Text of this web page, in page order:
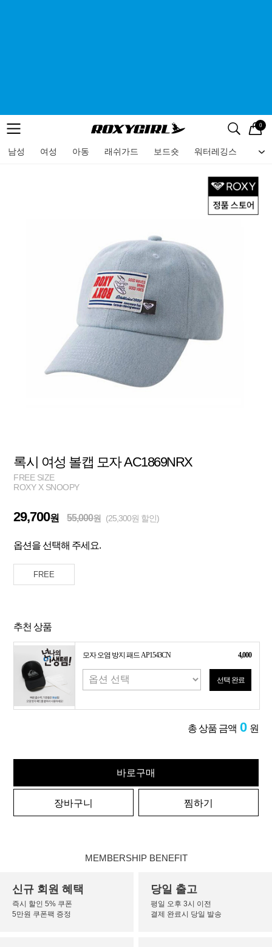
메뉴 검색
로고 0
남성 여성 아동 래쉬가드 보드숏 워터레깅스 비
메뉴
록시 여성 볼캡 모자 AC1869NRX
FREE SIZE
ROXY X SNOOPY
29,700원 55,000원 (25,300원 할인)
옵션을 선택해 주세요.
FREE
추천 상품
모자 오염 방지 패드 AP1543CN 4,000
선택 완료
총 상품 금액 0 원
바로구매
장바구니 찜하기
MEMBERSHIP BENEFIT
신규 회원 혜택
즉시 할인 5% 쿠폰
5만원 쿠폰팩 증정
당일 출고
평일 오후 3시 이전
결제 완료시 당일 발송